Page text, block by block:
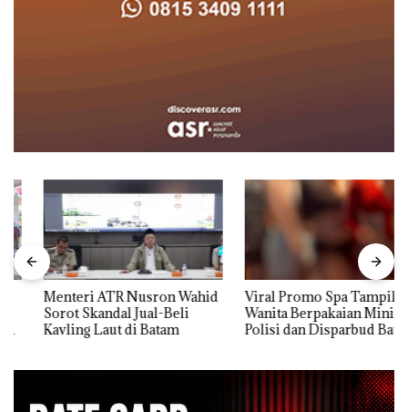
Menteri ATR Nusron Wahid
Sorot Skandal Jual-Beli
Kavling Laut di Batam
Viral Promo Spa Tampilkan
Wanita Berpakaian Minim,
Polisi dan Disparbud Batam